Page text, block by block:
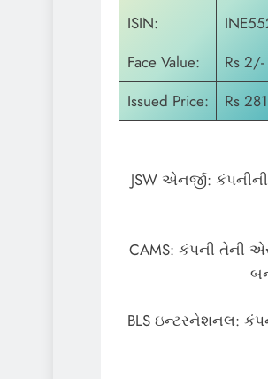
ISIN:
Face Value:
Rs 2/-
Issued Price:
Rs 281
JSW એનર્જી:
CAMS: કંપની તેની
BLS ઇન્ટરનેશનલ: